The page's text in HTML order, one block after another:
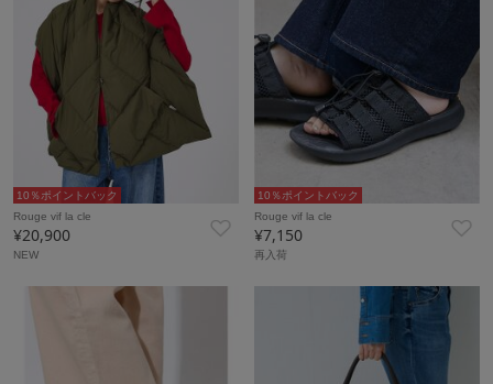
10％ポイントバック
Rouge vif la cle
¥20,900
NEW
10％ポイントバック
Rouge vif la cle
¥7,150
再入荷